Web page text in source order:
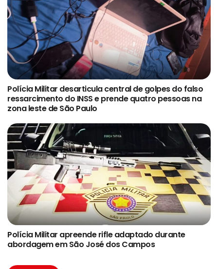
Polícia Militar desarticula central de golpes do falso
ressarcimento do INSS e prende quatro pessoas na
zona leste de São Paulo
Polícia Militar apreende rifle adaptado durante
abordagem em São José dos Campos